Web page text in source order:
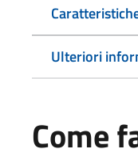
Ulteriori
Come